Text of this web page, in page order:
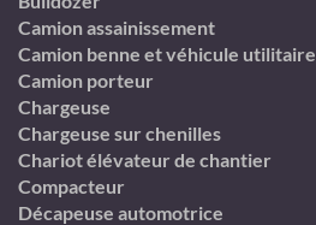
Camion assainissement
Camion benne et véhicule utilitaire
Camion porteur
Chargeuse
Chargeuse sur chenilles
Chariot élévateur de chantier
Compacteur
Décapeuse automotrice